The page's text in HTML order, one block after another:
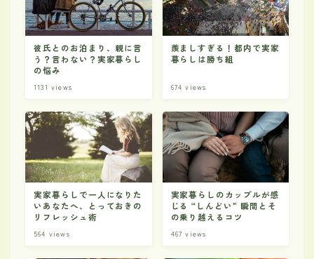
彼氏とのお泊まり、親に言
う？言わない？実家暮らし
の悩み
1131 views
羨ましすぎる！都内で実家
暮らしは勝ち組
674 views
実家暮らしで一人になりた
いあなたへ、とっておきの
リフレッシュ術
564 views
実家暮らしのカップルが感
じる “しんどい” 瞬間とそ
の乗り越えるコツ
467 views